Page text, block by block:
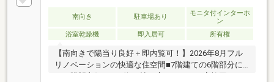
南向き 駐車場あり
モニタ付インターホ
ン
浴室乾燥機
即入居可 所有権
【南向きで陽当り良好＋即内覧可！】2026年8月フル
リノベーションの快適な住空間■7階建ての6階部分に
つき眺望良好です■約16帖の広々ＬＤＫで家族団らん